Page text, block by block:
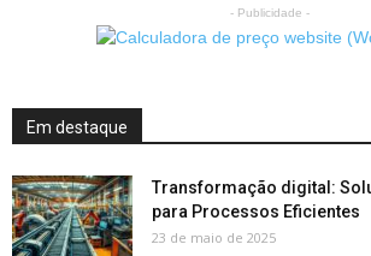
- Publicidade -
Em destaque
Transformação digital:
para Processos Eficientes
23 de maio de 2025